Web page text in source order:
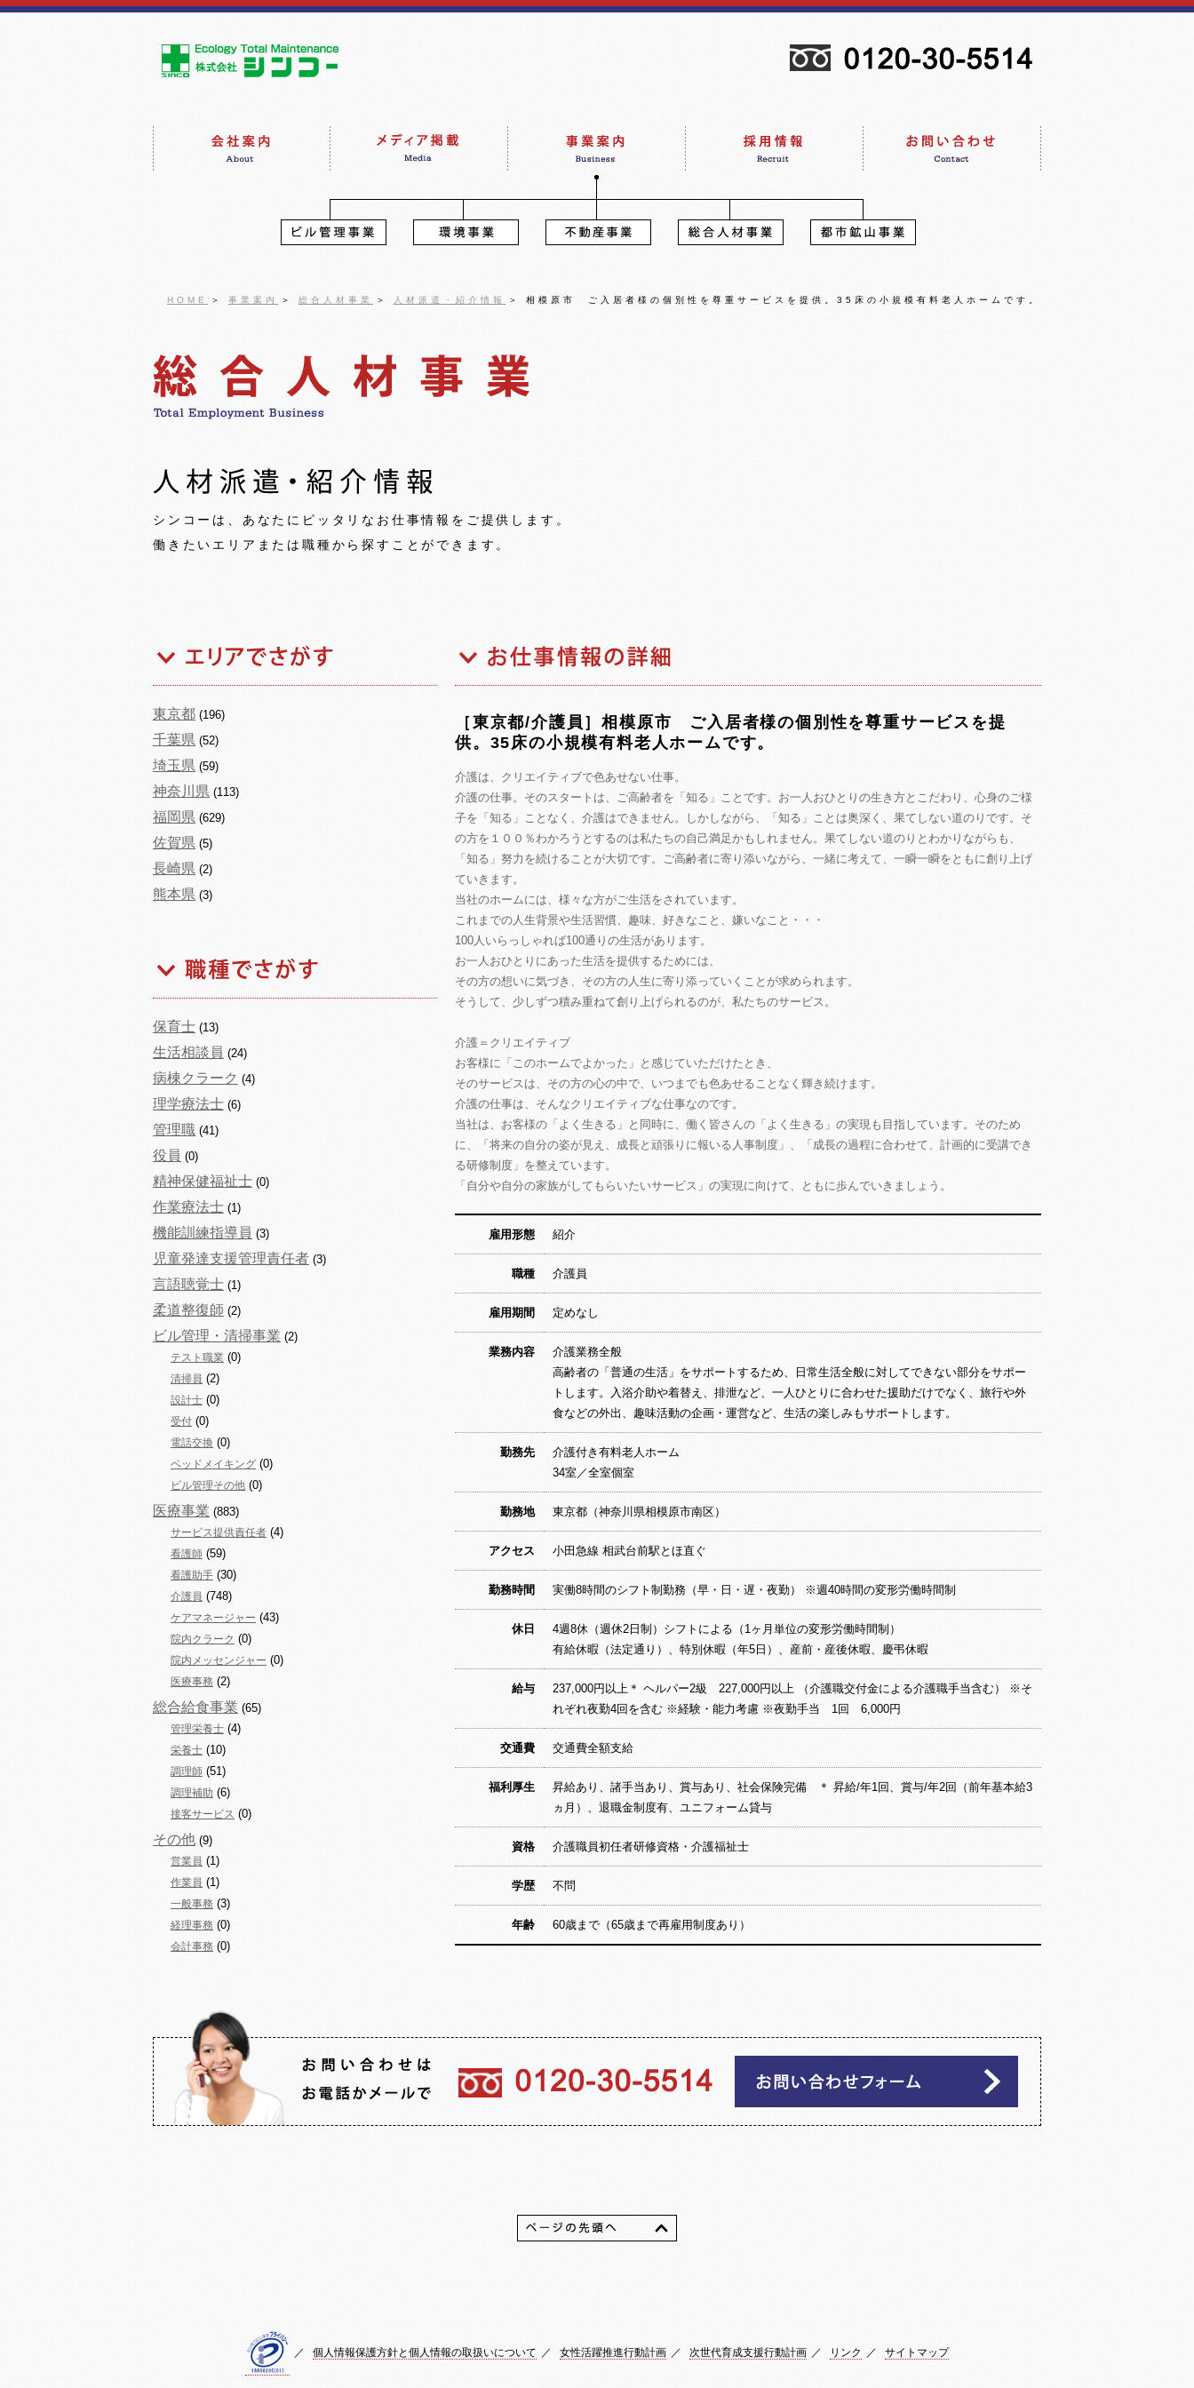
HOME ＞ 事業案内 ＞ 総合人材事業 ＞ 人材派遣・紹介情報 ＞ 相模原市 ご入居者様の個別性を尊重サービスを提供。35床の小規模有料老人ホームです。
シンコーは、あなたにピッタリなお仕事情報をご提供します。
働きたいエリアまたは職種から探すことができます。
東京都 (196)
千葉県 (52)
埼玉県 (59)
神奈川県 (113)
福岡県 (629)
佐賀県 (5)
長崎県 (2)
熊本県 (3)
保育士 (13)
生活相談員 (24)
病棟クラーク (4)
理学療法士 (6)
管理職 (41)
役員 (0)
精神保健福祉士 (0)
作業療法士 (1)
機能訓練指導員 (3)
児童発達支援管理責任者 (3)
言語聴覚士 (1)
柔道整復師 (2)
ビル管理・清掃事業 (2)
テスト職業 (0)
清掃員 (2)
設計士 (0)
受付 (0)
電話交換 (0)
ベッドメイキング (0)
ビル管理その他 (0)
医療事業 (883)
サービス提供責任者 (4)
看護師 (59)
看護助手 (30)
介護員 (748)
ケアマネージャー (43)
院内クラーク (0)
院内メッセンジャー (0)
医療事務 (2)
総合給食事業 (65)
管理栄養士 (4)
栄養士 (10)
調理師 (51)
調理補助 (6)
接客サービス (0)
その他 (9)
営業員 (1)
作業員 (1)
一般事務 (3)
経理事務 (0)
会計事務 (0)
［東京都/介護員］相模原市 ご入居者様の個別性を尊重サービスを提
供。35床の小規模有料老人ホームです。
介護は、クリエイティブで色あせない仕事。
介護の仕事。そのスタートは、ご高齢者を「知る」ことです。お一人おひとりの生き方とこだわり、心身のご様
子を「知る」ことなく、介護はできません。しかしながら、「知る」ことは奥深く、果てしない道のりです。そ
の方を１００％わかろうとするのは私たちの自己満足かもしれません。果てしない道のりとわかりながらも、
「知る」努力を続けることが大切です。ご高齢者に寄り添いながら、一緒に考えて、一瞬一瞬をともに創り上げ
ていきます。
当社のホームには、様々な方がご生活をされています。
これまでの人生背景や生活習慣、趣味、好きなこと、嫌いなこと・・・
100人いらっしゃれば100通りの生活があります。
お一人おひとりにあった生活を提供するためには、
その方の想いに気づき、その方の人生に寄り添っていくことが求められます。
そうして、少しずつ積み重ねて創り上げられるのが、私たちのサービス。
介護＝クリエイティブ
お客様に「このホームでよかった」と感じていただけたとき、
そのサービスは、その方の心の中で、いつまでも色あせることなく輝き続けます。
介護の仕事は、そんなクリエイティブな仕事なのです。
当社は、お客様の「よく生きる」と同時に、働く皆さんの「よく生きる」の実現も目指しています。そのため
に、「将来の自分の姿が見え、成長と頑張りに報いる人事制度」、「成長の過程に合わせて、計画的に受講でき
る研修制度」を整えています。
「自分や自分の家族がしてもらいたいサービス」の実現に向けて、ともに歩んでいきましょう。
雇用形態 紹介
職種 介護員
雇用期間 定めなし
業務内容
介護業務全般
高齢者の「普通の生活」をサポートするため、日常生活全般に対してできない部分をサポー
トします。入浴介助や着替え、排泄など、一人ひとりに合わせた援助だけでなく、旅行や外
食などの外出、趣味活動の企画・運営など、生活の楽しみもサポートします。
勤務先
介護付き有料老人ホーム
34室／全室個室
勤務地 東京都（神奈川県相模原市南区）
アクセス 小田急線 相武台前駅とほ直ぐ
勤務時間 実働8時間のシフト制勤務（早・日・遅・夜勤） ※週40時間の変形労働時間制
休日
4週8休（週休2日制）シフトによる（1ヶ月単位の変形労働時間制）
有給休暇（法定通り）、特別休暇（年5日）、産前・産後休暇、慶弔休暇
給与
237,000円以上＊ ヘルパー2級 227,000円以上 （介護職交付金による介護職手当含む） ※そ
れぞれ夜勤4回を含む ※経験・能力考慮 ※夜勤手当 1回 6,000円
交通費 交通費全額支給
福利厚生
昇給あり、諸手当あり、賞与あり、社会保険完備 ＊ 昇給/年1回、賞与/年2回（前年基本給3
ヵ月）、退職金制度有、ユニフォーム貸与
資格 介護職員初任者研修資格・介護福祉士
学歴 不問
年齢 60歳まで（65歳まで再雇用制度あり）
／ 個人情報保護方針と個人情報の取扱いについて ／ 女性活躍推進行動計画 ／ 次世代育成支援行動計画 ／ リンク ／ サイトマップ